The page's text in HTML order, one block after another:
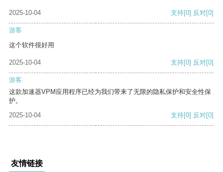
2025-10-04 支持[0] 反对[0]
游客
这个软件很好用
2025-10-04 支持[0] 反对[0]
游客
这款加速器VPM应用程序已经为我们带来了无限的隐私保护和安全性保
护。
2025-10-04
支持[0] 反对[0]
友情链接